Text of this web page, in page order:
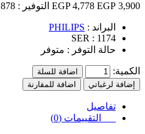
3,900 EGP
4,778 EGP التوفير : 878 EGP
البراند : PHILIPS
SER : 1174
حالة التوفر : متوفر
الكمية:
اضافة للسلة
إضافة لرغباتي
اضافة للمقارنة
تفاصيل
التقييمات (0)